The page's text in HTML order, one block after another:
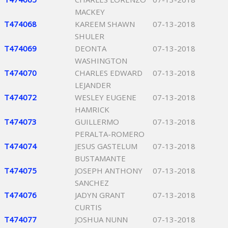
MACKEY
T474068
KAREEM SHAWN
SHULER
07-13-2018
T474069
DEONTA
WASHINGTON
07-13-2018
T474070
CHARLES EDWARD
LEJANDER
07-13-2018
T474072
WESLEY EUGENE
HAMRICK
07-13-2018
T474073
GUILLERMO
PERALTA-ROMERO
07-13-2018
T474074
JESUS GASTELUM
BUSTAMANTE
07-13-2018
T474075
JOSEPH ANTHONY
SANCHEZ
07-13-2018
T474076
JADYN GRANT
CURTIS
07-13-2018
T474077 JOSHUA NUNN
07-13-2018